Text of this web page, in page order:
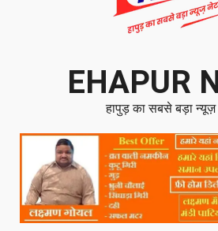
EHAPUR
हापुड़ का सबसे बड़ा न्यूज़